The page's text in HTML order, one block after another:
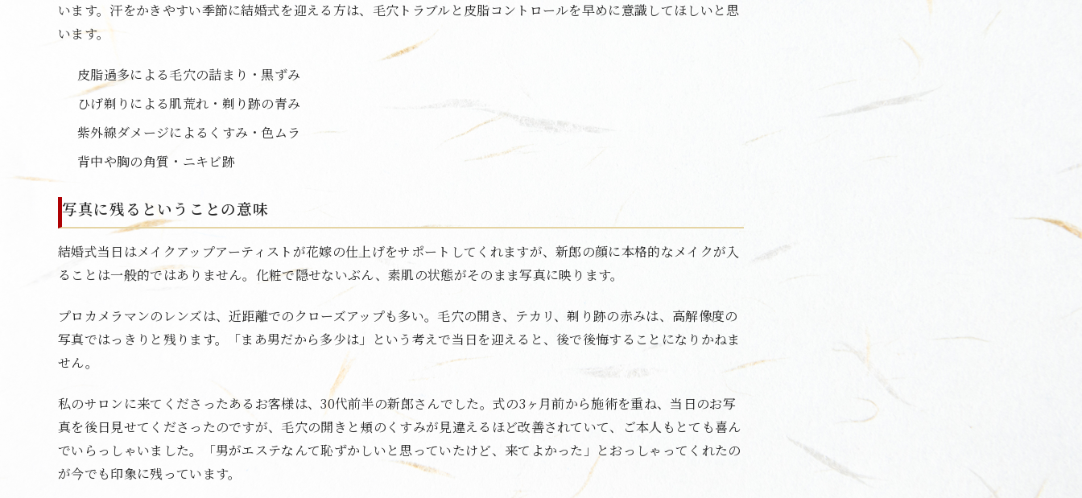
います。汗をかきやすい季節に結婚式を迎える方は、毛穴トラブルと皮脂コントロールを早めに意識してほしいと思
います。
皮脂過多による毛穴の詰まり・黒ずみ
ひげ剃りによる肌荒れ・剃り跡の青み
紫外線ダメージによるくすみ・色ムラ
背中や胸の角質・ニキビ跡
写真に残るということの意味
結婚式当日はメイクアップアーティストが花嫁の仕上げをサポートしてくれますが、新郎の顔に本格的なメイクが入
ることは一般的ではありません。化粧で隠せないぶん、素肌の状態がそのまま写真に映ります。
プロカメラマンのレンズは、近距離でのクローズアップも多い。毛穴の開き、テカリ、剃り跡の赤みは、高解像度の
写真ではっきりと残ります。「まあ男だから多少は」という考えで当日を迎えると、後で後悔することになりかねま
せん。
私のサロンに来てくださったあるお客様は、30代前半の新郎さんでした。式の3ヶ月前から施術を重ね、当日のお写
真を後日見せてくださったのですが、毛穴の開きと頬のくすみが見違えるほど改善されていて、ご本人もとても喜ん
でいらっしゃいました。「男がエステなんて恥ずかしいと思っていたけど、来てよかった」とおっしゃってくれたの
が今でも印象に残っています。